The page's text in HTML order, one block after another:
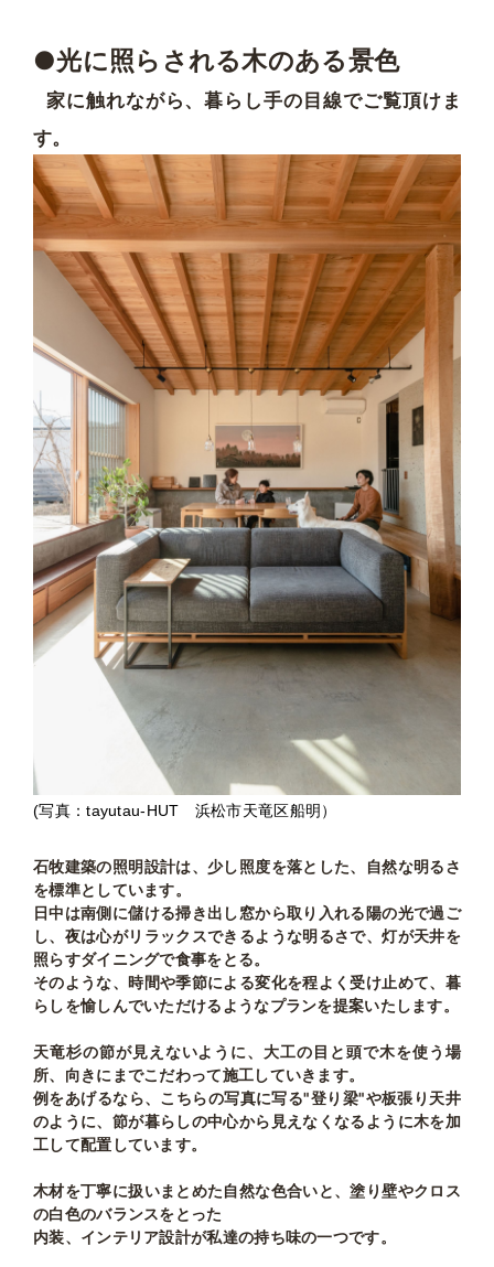
●光に照らされる木のある景色
家に触れながら、暮らし手の目線でご覧頂けま
す。
(写真：tayutau-HUT 浜松市天竜区船明）
石牧建築の照明設計は、少し照度を落とした、自然な明るさ
を標準としています。
日中は南側に儲ける掃き出し窓から取り入れる陽の光で過ご
し、夜は心がリラックスできるような明るさで、灯が天井を
照らすダイニングで食事をとる。
そのような、時間や季節による変化を程よく受け止めて、暮
らしを愉しんでいただけるようなプランを提案いたします。
天竜杉の節が見えないように、大工の目と頭で木を使う場
所、向きにまでこだわって施工していきます。
例をあげるなら、こちらの写真に写る"登り梁"や板張り天井
のように、節が暮らしの中心から見えなくなるように木を加
工して配置しています。
木材を丁寧に扱いまとめた自然な色合いと、塗り壁やクロス
の白色のバランスをとった
内装、インテリア設計が私達の持ち味の一つです。